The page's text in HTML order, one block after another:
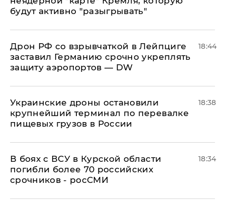
будут активно "разыгрывать"
​Дрон РФ со взрывчаткой в Лейпциге
заставил Германию срочно укреплять
защиту аэропортов — DW
18:44
Украинские дроны остановили
крупнейший терминал по перевалке
пищевых грузов в России
18:38
В боях с ВСУ в Курской области
погибли более 70 российских
срочников - росСМИ
18:34